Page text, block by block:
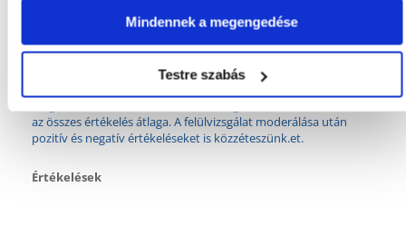
Mindennek a megengedése
Testre szabás
TRIXIE
Mi a termék értékelési szabályzat?
az összes értékelés átlaga. A felülvizsgálat moderálása után
pozitív és negatív értékeléseket is közzéteszünk.et.
Értékelések